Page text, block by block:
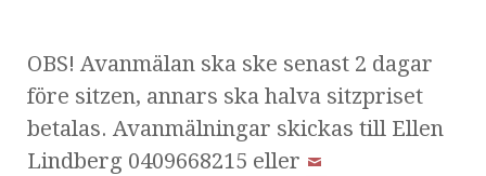
OBS! Avanmälan ska ske senast 2 dagar
före sitzen, annars ska halva sitzpriset
betalas. Avanmälningar skickas till Ellen
Lindberg 0409668215 eller